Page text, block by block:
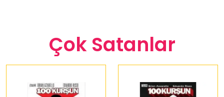
Çok Satanlar